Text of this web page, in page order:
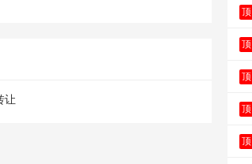
让
顶
顶
顶
顶
顶